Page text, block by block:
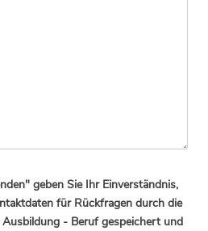
geben Sie Ihr Einverständnis,
für Rückfragen durch die
- Beruf gespeichert und